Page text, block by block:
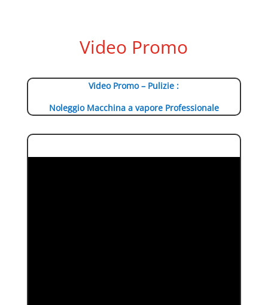
Video Promo
Video Promo – Pulizie :
Noleggio Macchina a vapore Professionale